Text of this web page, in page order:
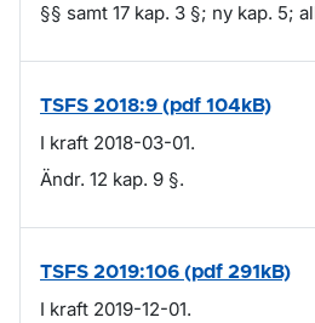
§§ samt 17 kap. 3 §; ny kap. 5;
TSFS 2018:9 (pdf 104kB)
I kraft 2018-03-01.
Ändr. 12 kap. 9 §.
TSFS 2019:106 (pdf 291kB)
I kraft 2019-12-01.